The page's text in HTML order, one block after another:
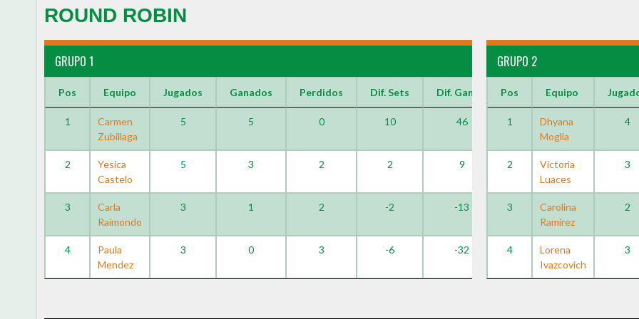
ROUND ROBIN
GRUPO 1
Pos Equipo Jugados Ganados Perdidos Dif. Sets Dif. Games
1
Carmen
Zubillaga
5 5 0 10 46
2
Yesica
Castelo
5 3 2 2 9
3
Carla
Raimondo
3 1 2 -2 -13
4
Paula
Mendez
3 0 3 -6 -32
GRUPO 2
Pos Equipo
1
Dhyana
Moglia
4
2
Victoria
Luaces
3
3
Carolina
Ramirez
2
4
Lorena
Ivazcovich
3